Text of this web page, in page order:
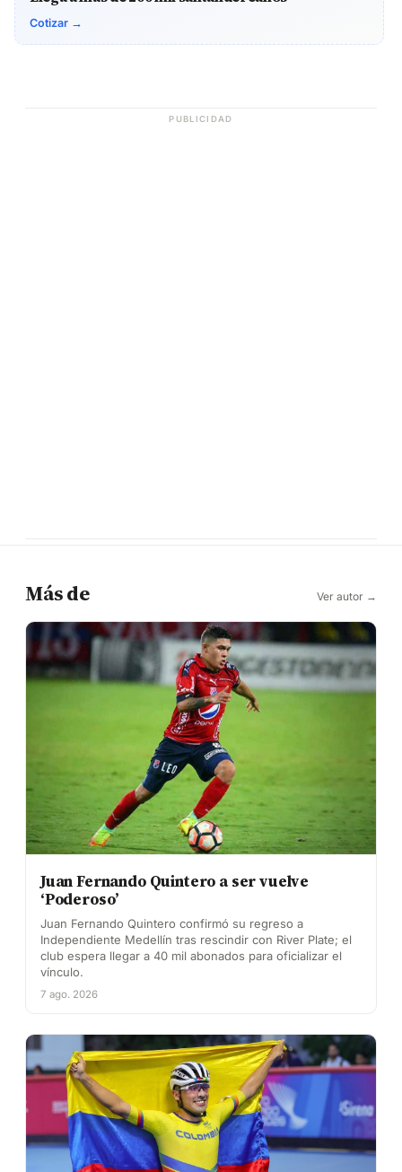
Cotizar →
PUBLICIDAD
Más de Ver autor →
Juan Fernando Quintero a ser vuelve
‘Poderoso’
Juan Fernando Quintero confirmó su regreso a
Independiente Medellín tras rescindir con River Plate; el
club espera llegar a 40 mil abonados para oficializar el
vínculo.
7 ago. 2026